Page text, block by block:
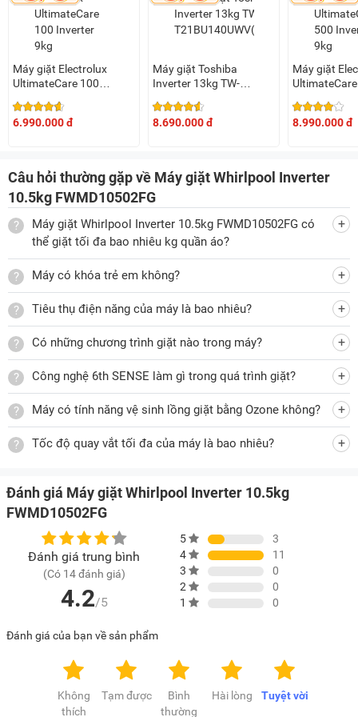
hợp với phím cảm ứng, có màn LED hiển thị dễ sử dụng.
Chất liệu máy giặt
Nắp máy giặt thiết kế màu đen nhìn rất hài hòa và được mạ
chrome sáng bóng, bền bỉ và chắc chắn, chịu lực và cách
nhiệt tốt, an toàn khi chạm vào nắp trong lúc máy vận hành,
không lo nguy cơ bỏng rát khi bạn sử dụng máy ở chế độ
FWMD10502FG có nắp máy cách nhiệt
Lồng giặt được làm từ thép không gỉ có khả năng chống ăn
mòn tốt, hạn chế bám bẩn, dễ dàng làm sạch, đảm bảo vệ
sinh cho quần áo và lồng giặt trong suốt thời gian dài sử
dụng.
Máy giặt inverter có lồng giặt thép không gỉ
Động cơ inverter tiết kiệm điện
Máy giặt lồng ngang sử dụng động cơ truyền động trực tiếp
bền bỉ và êm ái với độ ồn thấp dưới 69dB. Ngoài ra máy còn
được tích hợp công nghệ Zen Direct Drive Inverter thay đổi
tốc độ thông minh tùy theo khối lượng quần áo giặt để tiết
Máy giặt cửa trước tiết kiệm điện
Máy giặt Whirlpool Inverter FWMD10502FG được cấp tem
năng lượng chuẩn 5 sao nên tiêu thụ điện năng thấp chỉ
36.6 Wh/kg nên gia đình bạn không phải lo lắng khi sử dụng
Có khóa trẻ em
Máy giặt trang bị tính năng khóa trẻ em sẽ vô hiệu hóa bảng
điều khiển để phòng tránh tình huống trẻ em nghịch ngợm
làm thay đổi chế độ cài đặt trên bảng điều khiển hay mở cửa
Máy giặt Electrolux
UltimateCare 100
EWF9025DQWB
6.990.000 đ
Máy giặt Toshiba
Inverter 13kg TW-
8.690.000 đ
Máy giặt
8.990.000 đ
Câu hỏi thường gặp về Máy giặt Whirlpool Inverter
10.5kg FWMD10502FG
Máy giặt Whirlpool Inverter 10.5kg FWMD10502FG có
thể giặt tối đa bao nhiêu kg quần áo?
Máy có khóa trẻ em không?
Tiêu thụ điện năng của máy là bao nhiêu?
Có những chương trình giặt nào trong máy?
Công nghệ 6th SENSE làm gì trong quá trình giặt?
Máy có tính năng vệ sinh lồng giặt bằng Ozone không?
Tốc độ quay vắt tối đa của máy là bao nhiêu?
Đánh giá Máy giặt Whirlpool Inverter 10.5kg
FWMD10502FG
Đánh giá trung bình
(Có 14 đánh giá)
4.2/5
5
3
4
11
3
0
2
0
1
0
Đánh giá của bạn về sản phẩm
Tuyệt vời
Hài lòng
Bình
thường
Tạm được
Không
thích